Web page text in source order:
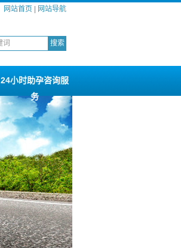
网站首页 网站导航
24小时助孕咨询服
务